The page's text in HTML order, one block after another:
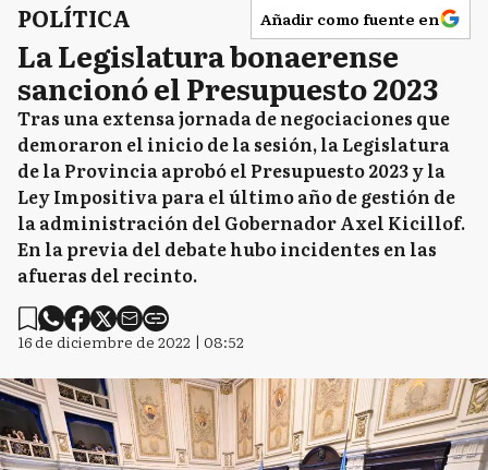
POLÍTICA Añadir como fuente en
La Legislatura bonaerense
sancionó el Presupuesto 2023
Tras una extensa jornada de negociaciones que
demoraron el inicio de la sesión, la Legislatura
de la Provincia aprobó el Presupuesto 2023 y la
Ley Impositiva para el último año de gestión de
la administración del Gobernador Axel Kicillof.
En la previa del debate hubo incidentes en las
afueras del recinto.
16 de diciembre de 2022 | 08:52